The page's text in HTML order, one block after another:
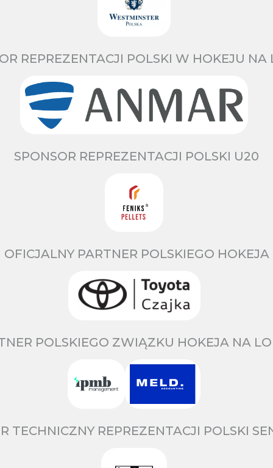
REPREZENTACJI POLSKI W HOKEJU NA
SPONSOR REPREZENTACJI POLSKI U20
OFICJALNY PARTNER POLSKIEGO HOKEJA
POLSKIEGO ZWIĄZKU HOKEJA NA
TECHNICZNY REPREZENTACJI POLSKI